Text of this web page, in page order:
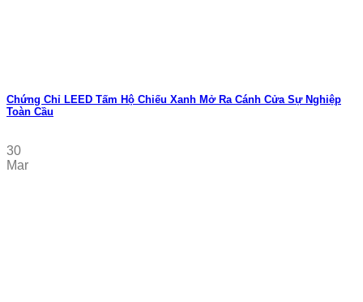
Chứng Chỉ LEED Tấm Hộ Chiếu Xanh Mở Ra Cánh Cửa Sự Nghiệp
Toàn Cầu
30
Mar